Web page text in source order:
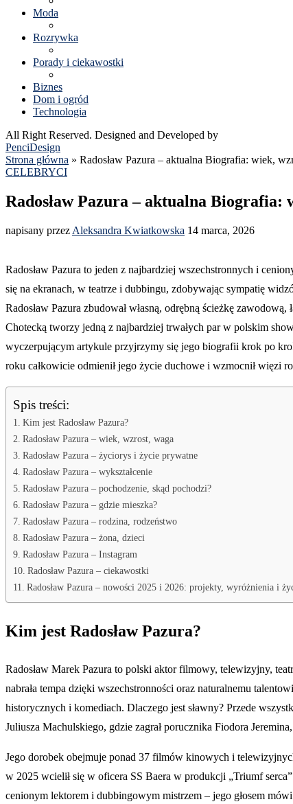
Moda
Rozrywka
Porady i ciekawostki
Biznes
Dom i ogród
Technologia
All Right Reserved. Designed and Developed by
PenciDesign
Strona główna » Radosław Pazura – aktualna Biografia: wiek,
CELEBRYCI
Radosław Pazura – aktualna
napisany przez Aleksandra Kwiatkowska 14 marca, 2026
Radosław Pazura to jeden z najbardziej wszechstronnych i
się na ekranach, w teatrze i dubbingu, zdobywając sympatię
Radosław Pazura zbudował własną, odrębną ścieżkę
Chotecką tworzy jedną z najbardziej trwałych par w polskim
wyczerpującym artykule przyjrzymy się jego biografii krok po
roku całkowicie odmienił jego życie duchowe i wzmocnił więzi
Spis treści:
Kim jest Radosław Pazura?
Radosław Pazura – wiek, wzrost, waga
Radosław Pazura – życiorys i życie prywatne
Radosław Pazura – wykształcenie
Radosław Pazura – pochodzenie, skąd pochodzi?
Radosław Pazura – gdzie mieszka?
Radosław Pazura – rodzina, rodzeństwo
Radosław Pazura – żona, dzieci
Radosław Pazura – Instagram
Radosław Pazura – ciekawostki
Radosław Pazura – nowości 2025 i 2026: projekty, wyróżnienia i
Kim jest Radosław Pazura?
Radosław Marek Pazura to polski aktor filmowy, telewizyjny,
nabrała tempa dzięki wszechstronności oraz naturalnemu
historycznych i komediach. Dlaczego jest sławny? Przede
Juliusza Machulskiego, gdzie zagrał porucznika Fiodora
Jego dorobek obejmuje ponad 37 filmów kinowych i
w 2025 wcielił się w oficera SS Baera w produkcji „Triumf
cenionym lektorem i dubbingowym mistrzem – jego głosem